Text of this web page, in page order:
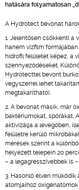
hatására folyamatosan
A Hydrotect bevonat
1. Jelentősen csökkenti a
hanem vízfilm
hidrofil felületet képez, a
szennyeződéseket.
Hydrotecttel bevont
vegyszerrel lehet
megtakarítható).
2. A bevonat másik, már
baktériumokat, spórákat.
aktivizálja a levegőben,
felületre kerülő
mérések szerint a
helyezett telepein 20
– a legagresszívebbek is
3. Hasonló elven
atomjaihoz